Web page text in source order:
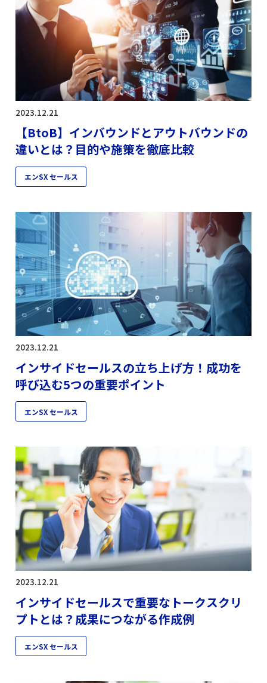
2023.12.21
【BtoB】インバウンドとアウトバウンドの
違いとは？目的や施策を徹底比較
エンSX セールス
2023.12.21
インサイドセールスの立ち上げ方！成功を
呼び込む5つの重要ポイント
エンSX セールス
2023.12.21
インサイドセールスで重要なトークスクリ
プトとは？成果につながる作成例
エンSX セールス